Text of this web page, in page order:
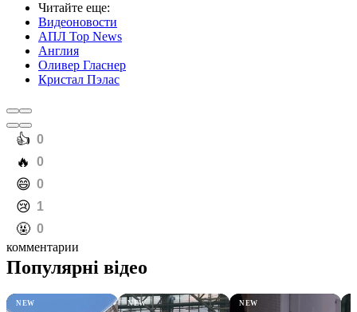
Читайте еще:
Видеоновости
АПЛ Top News
Англия
Оливер Гласнер
Кристал Пэлас
️👍 0
️🔥 0
️😄 0
️😢 1
️🤬 0
комментарии